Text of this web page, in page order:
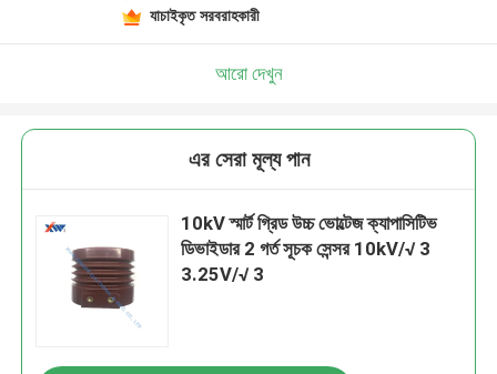
যাচাইকৃত সরবরাহকারী
আরো দেখুন
এর সেরা মূল্য পান
10kV স্মার্ট গ্রিড উচ্চ ভোল্টেজ ক্যাপাসিটিভ
ডিভাইডার 2 গর্ত সূচক সেন্সর 10kV/√ 3
3.25V/√ 3